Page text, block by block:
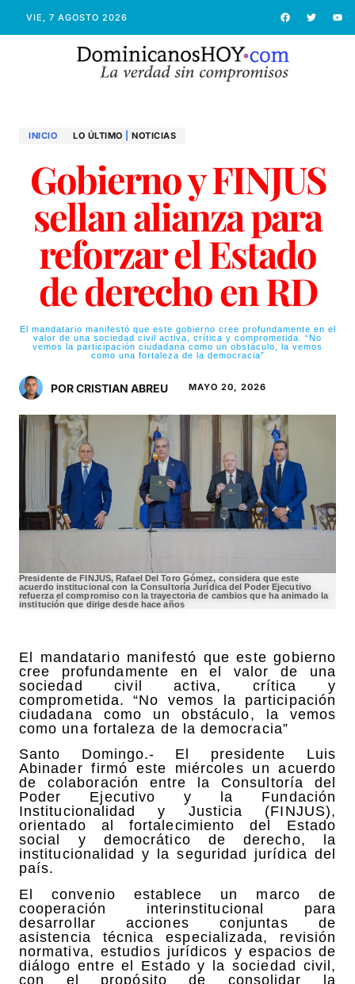
VIE, 7 AGOSTO 2026
INICIO LO ÚLTIMO NOTICIAS
Gobierno y FINJUS
sellan alianza para
reforzar el Estado
de derecho en RD
El mandatario manifestó que este gobierno cree profundamente en el
valor de una sociedad civil activa, crítica y comprometida. “No
vemos la participación ciudadana como un obstáculo, la vemos
como una fortaleza de la democracia”
POR CRISTIAN ABREU MAYO 20, 2026
Presidente de FINJUS, Rafael Del Toro Gómez, considera que este
acuerdo institucional con la Consultoría Jurídica del Poder Ejecutivo
refuerza el compromiso con la trayectoria de cambios que ha animado la
institución que dirige desde hace años
El mandatario manifestó que este gobierno
cree profundamente en el valor de una
sociedad civil activa, crítica y
comprometida. “No vemos la participación
ciudadana como un obstáculo, la vemos
como una fortaleza de la democracia”
Santo Domingo.- El presidente Luis
Abinader firmó este miércoles un acuerdo
de colaboración entre la Consultoría del
Poder Ejecutivo y la Fundación
Institucionalidad y Justicia (FINJUS),
orientado al fortalecimiento del Estado
social y democrático de derecho, la
institucionalidad y la seguridad jurídica del
país.
El convenio establece un marco de
cooperación interinstitucional para
desarrollar acciones conjuntas de
asistencia técnica especializada, revisión
normativa, estudios jurídicos y espacios de
diálogo entre el Estado y la sociedad civil,
con el propósito de consolidar la